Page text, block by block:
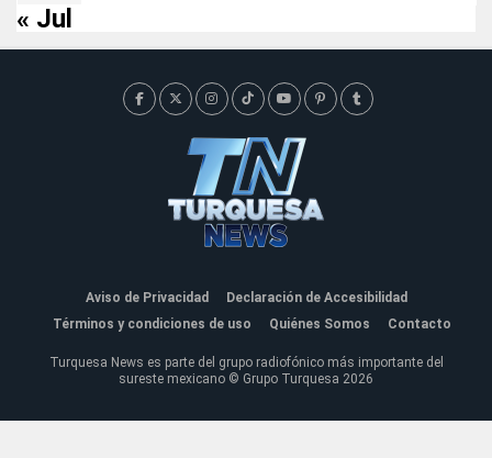
« Jul
Aviso de Privacidad
Declaración de Accesibilidad
Términos y condiciones de uso
Quiénes Somos Contacto
Turquesa News es parte del grupo radiofónico más importante del
sureste mexicano © Grupo Turquesa 2026